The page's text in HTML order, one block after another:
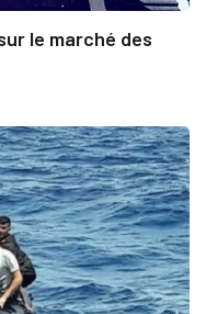
le marché des